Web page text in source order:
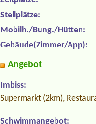
Stellplätze:
Mobilh./Bung./Hütten:
Gebäude(Zimmer/App):
Angebot
Imbiss:
Supermarkt (2km),
Schwimmangebot: